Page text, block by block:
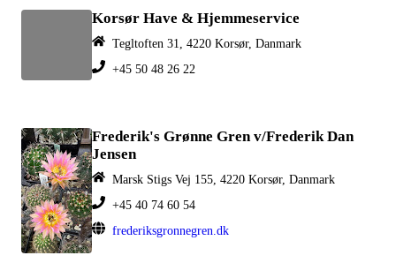
Korsør Have & Hjemmeservice
Tegltoften 31, 4220 Korsør, Danmark
+45 50 48 26 22
Frederik's Grønne Gren v/Frederik Dan
Jensen
Marsk Stigs Vej 155, 4220 Korsør, Danmark
+45 40 74 60 54
frederiksgronnegren.dk